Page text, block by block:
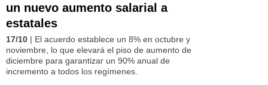
un nuevo aumento salarial a
estatales
17/10 | El acuerdo establece un 8% en octubre y
noviembre, lo que elevará el piso de aumento de
diciembre para garantizar un 90% anual de
incremento a todos los regímenes.